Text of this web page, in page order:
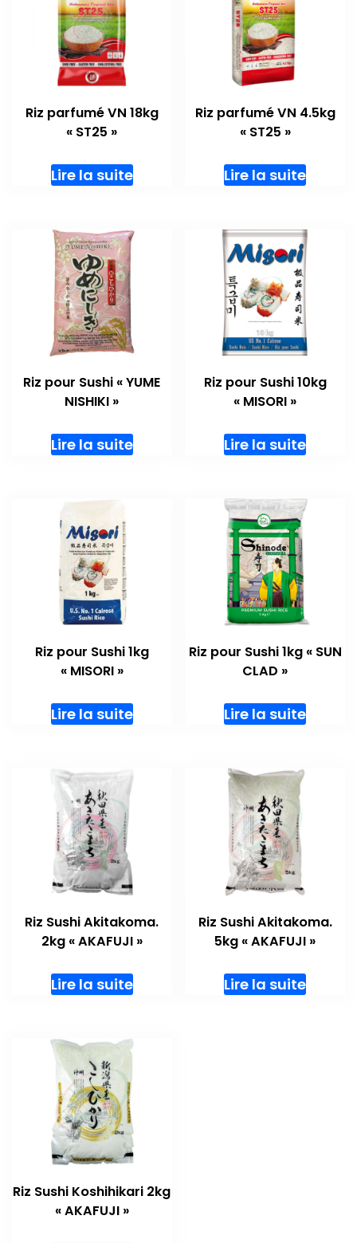
Riz parfumé VN 18kg
« ST25 »
Lire la suite
Riz parfumé VN 4.5kg
« ST25 »
Lire la suite
Riz pour Sushi « YUME
NISHIKI »
Lire la suite
Riz pour Sushi 10kg
« MISORI »
Lire la suite
Riz pour Sushi 1kg
« MISORI »
Lire la suite
Riz pour Sushi 1kg « SUN
CLAD »
Lire la suite
Riz Sushi Akitakoma.
2kg « AKAFUJI »
Lire la suite
Riz Sushi Akitakoma.
5kg « AKAFUJI »
Lire la suite
Riz Sushi Koshihikari 2kg
« AKAFUJI »